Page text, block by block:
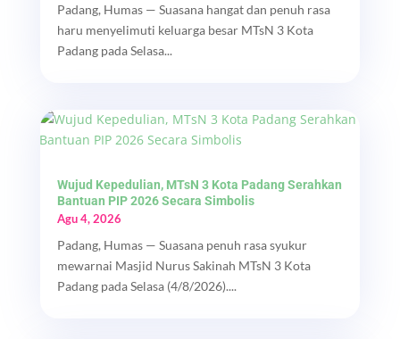
Padang, Humas — Suasana hangat dan penuh rasa
haru menyelimuti keluarga besar MTsN 3 Kota
Padang pada Selasa...
Wujud Kepedulian, MTsN 3 Kota Padang Serahkan
Bantuan PIP 2026 Secara Simbolis
Agu 4, 2026
Padang, Humas — Suasana penuh rasa syukur
mewarnai Masjid Nurus Sakinah MTsN 3 Kota
Padang pada Selasa (4/8/2026)....